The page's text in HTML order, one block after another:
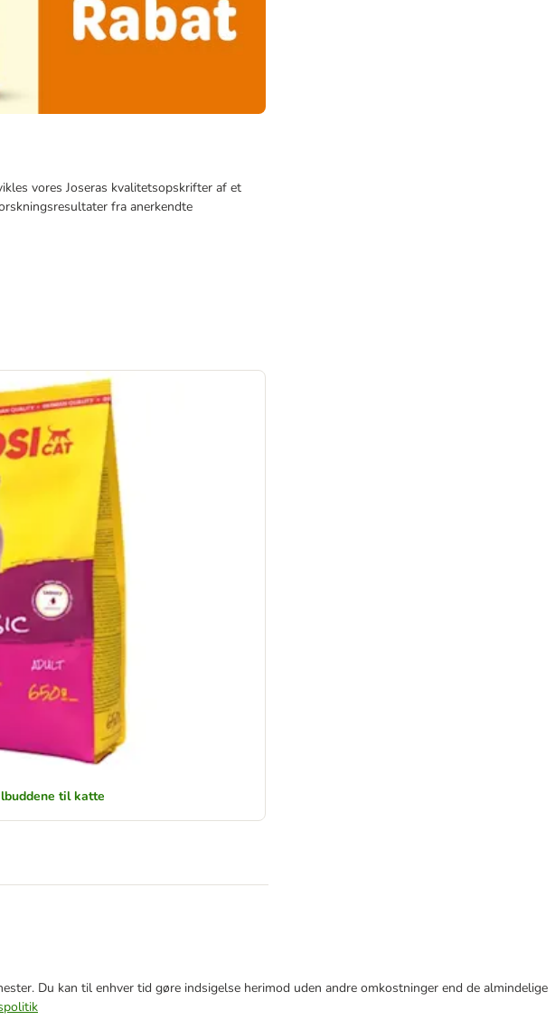
vores Joseras kvalitetsopskrifter af et
fra anerkendte
til katte
Du kan til enhver tid gøre indsigelse herimod uden andre omkostninger end de almindelige